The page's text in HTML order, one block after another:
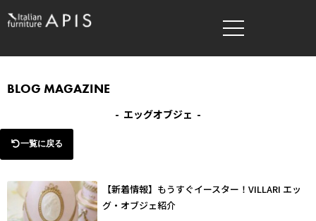
内
容
キ
プ
BLOG MAGAZINE
- エッグオブジェ -
一覧に戻る
【新着情報】もうすぐイースター！VILLARI エッ
グ・オブジェ紹介